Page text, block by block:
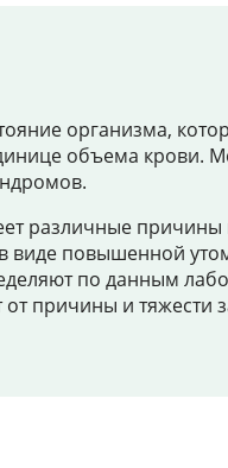
организма,
объема крови.
различные
виде повышенной
по данным
причины и тяжести
+7